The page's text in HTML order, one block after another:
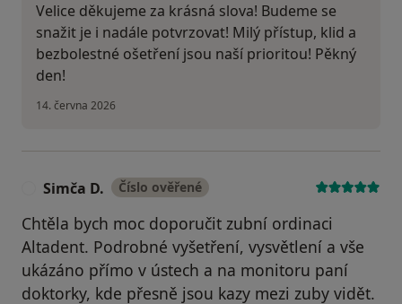
Velice děkujeme za krásná slova! Budeme se
snažit je i nadále potvrzovat! Milý přístup, klid a
bezbolestné ošetření jsou naší prioritou! Pěkný
den!
14. června 2026
Simča D. Číslo ověřené
Chtěla bych moc doporučit zubní ordinaci
Altadent. Podrobné vyšetření, vysvětlení a vše
ukázáno přímo v ústech a na monitoru paní
doktorky, kde přesně jsou kazy mezi zuby vidět.